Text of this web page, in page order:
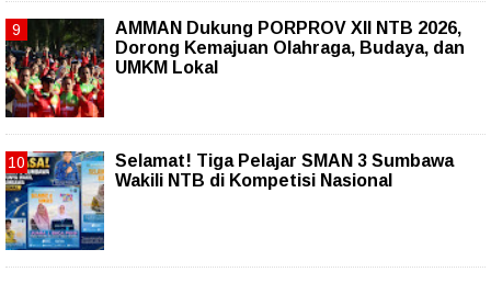
AMMAN Dukung PORPROV XII NTB 2026,
Dorong Kemajuan Olahraga, Budaya, dan
UMKM Lokal
Selamat! Tiga Pelajar SMAN 3 Sumbawa
Wakili NTB di Kompetisi Nasional